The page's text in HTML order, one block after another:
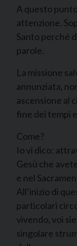
A questo
attenzione.
Santo perché
parole.
La missione
annunziata,
ascensione al
fine dei tempi
Come?
Io vi dico:
Gesù che
e nel
All’inizio di
particolari
vivendo, voi
singolare